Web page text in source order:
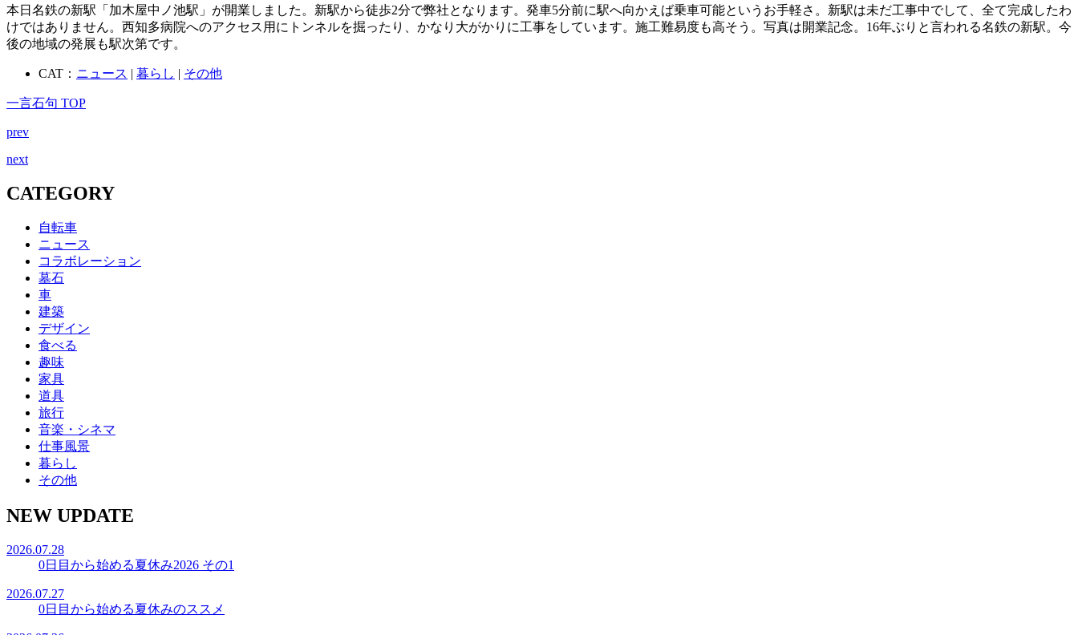
本日名鉄の新駅「加木屋中ノ池駅」が開業しました。新駅から徒歩2分で弊社となります。発車5分前に駅へ向かえば乗車可能というお手軽さ。新駅は未だ工事中でして、全て完成したわ
けではありません。西知多病院へのアクセス用にトンネルを掘ったり、かなり大がかりに工事をしています。施工難易度も高そう。写真は開業記念。16年ぶりと言われる名鉄の新駅。今
後の地域の発展も駅次第です。
CAT： ニュース | 暮らし | その他
一言石句 TOP
prev
next
CATEGORY
自転車
ニュース
コラボレーション
墓石
車
建築
デザイン
食べる
趣味
家具
道具
旅行
音楽・シネマ
仕事風景
暮らし
その他
NEW UPDATE
2026.07.28
0日目から始める夏休み2026 その1
2026.07.27
0日目から始める夏休みのススメ